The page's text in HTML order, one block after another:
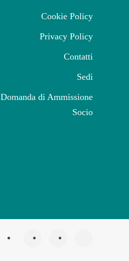
Cookie Policy
Privacy Policy
Contatti
Sedi
Domanda di Ammissione
Socio